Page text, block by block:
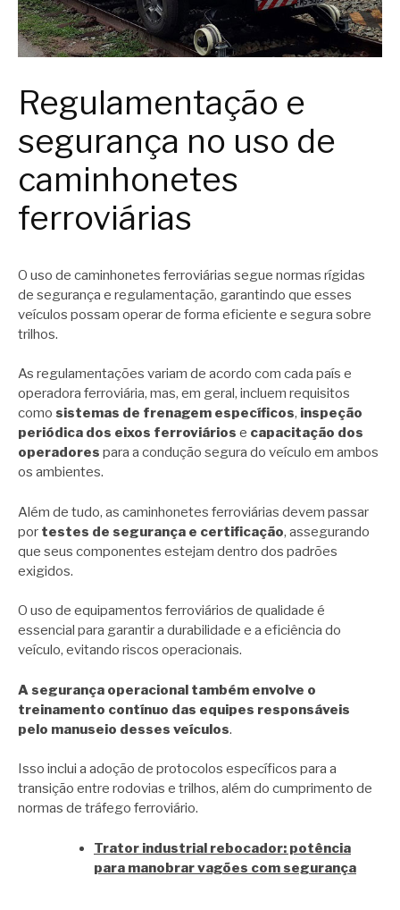
Regulamentação e
segurança no uso de
caminhonetes
ferroviárias
O uso de caminhonetes ferroviárias segue normas rígidas
de segurança e regulamentação, garantindo que esses
veículos possam operar de forma eficiente e segura sobre
trilhos.
As regulamentações variam de acordo com cada país e
operadora ferroviária, mas, em geral, incluem requisitos
como sistemas de frenagem específicos, inspeção
periódica dos eixos ferroviários e capacitação dos
operadores para a condução segura do veículo em ambos
os ambientes.
Além de tudo, as caminhonetes ferroviárias devem passar
por testes de segurança e certificação, assegurando
que seus componentes estejam dentro dos padrões
exigidos.
O uso de equipamentos ferroviários de qualidade é
essencial para garantir a durabilidade e a eficiência do
veículo, evitando riscos operacionais.
A segurança operacional também envolve o
treinamento contínuo das equipes responsáveis
pelo manuseio desses veículos.
Isso inclui a adoção de protocolos específicos para a
transição entre rodovias e trilhos, além do cumprimento de
normas de tráfego ferroviário.
Trator industrial rebocador: potência
para manobrar vagões com segurança